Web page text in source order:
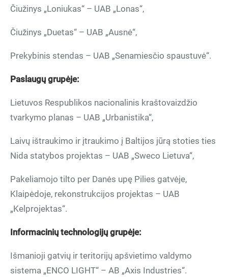
Čiužinys „Loniukas“ – UAB „Lonas“,
Čiužinys „Duetas“ – UAB „Ausnė“,
Prekybinis stendas – UAB „Senamiesčio spaustuvė“.
Paslaugų grupėje:
Lietuvos Respublikos nacionalinis kraštovaizdžio
tvarkymo planas – UAB „Urbanistika“,
Laivų ištraukimo ir įtraukimo į Baltijos jūrą stoties ties
Nida statybos projektas – UAB „Sweco Lietuva“,
Pakeliamojo tilto per Danės upę Pilies gatvėje,
Klaipėdoje, rekonstrukcijos projektas – UAB
„Kelprojektas“.
Informacinių technologijų grupėje:
Išmanioji gatvių ir teritorijų apšvietimo valdymo
sistema „ENCO LIGHT“ – AB „Axis Industries“.